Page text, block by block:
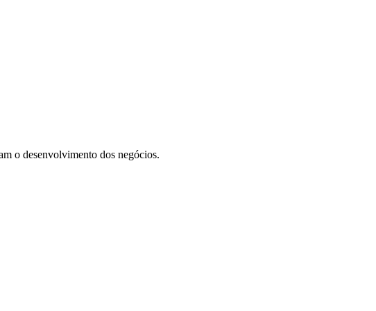
o desenvolvimento dos negócios.